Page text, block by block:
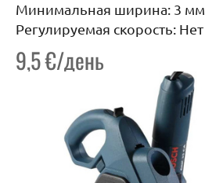
Минимальная ширина: 3 мм
Регулируемая скорость: Нет
9,5 €/день